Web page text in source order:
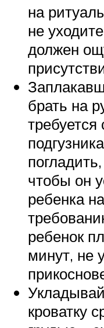
на
не
должен
брать на
чтобы он
ребенка
ребенок
минут, не
кроватку